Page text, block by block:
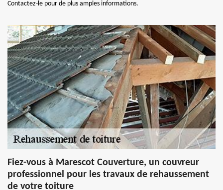
Contactez-le pour de plus amples informations.
Fiez-vous à Marescot Couverture, un couvreur
professionnel pour les travaux de rehaussement
de votre toiture